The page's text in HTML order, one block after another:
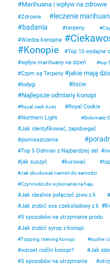
Marihuana i wpływ na zdrowie
Zdrowie
leczenie
badania terpeny
Wiedza konopna
Konopie Top 10 wydajne
wpływ marihuany na dzień top
Czym są Terpeny jakie mają
łodygi
liscie
Najlepsze odmiany konopi
Royal Jack Auto
Royal Cookie
Northern Light
Solomatic
Jak identyfikować, zapobiegać
pomieszczenie
Top 5 Odmian z Najbardziej del
jak suszyć kurować
Jak zbudować namiot do samodzi
Czynności do wykonania na haju
Jak idealnie połączyć piwo z k
Jak zrobić sos czekoladowy z k
5 sposobów na utrzymanie produ
Jak zrobić syrop z konopi.
Topping i trening konopi suche i
wzrost roślin konopi?
Jak
5 sposobów na utrzymanie